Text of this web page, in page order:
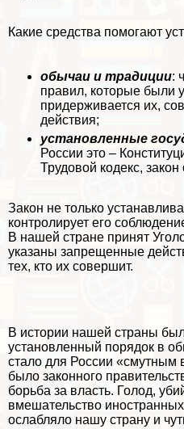
Какие средства помогают
обычаи и традиции:
правил, которые были
придерживается их,
действия;
установленные
России это –
Трудовой кодекс,
Закон не только
контролирует его
В нашей стране принят
указаны запрещенные
тех, кто их совершит.
В истории нашей страны
установленный порядок в
стало для России
было законного
борьба за власть. Голод,
вмешательство иностранных
ослабляло нашу страну и